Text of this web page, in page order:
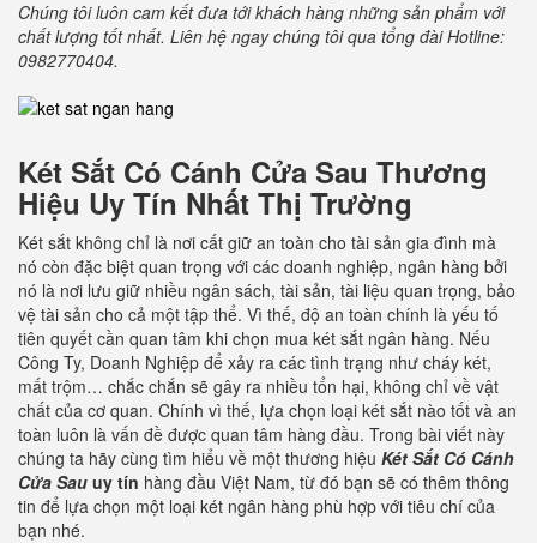
Chúng tôi luôn cam kết đưa tới khách hàng những sản phẩm với
chất lượng tốt nhất. Liên hệ ngay chúng tôi qua tổng đài Hotline:
0982770404.
Két Sắt Có Cánh Cửa Sau Thương
Hiệu Uy Tín Nhất Thị Trường
Két sắt không chỉ là nơi cất giữ an toàn cho tài sản gia đình mà
nó còn đặc biệt quan trọng với các doanh nghiệp, ngân hàng bởi
nó là nơi lưu giữ nhiều ngân sách, tài sản, tài liệu quan trọng, bảo
vệ tài sản cho cả một tập thể. Vì thế, độ an toàn chính là yếu tố
tiên quyết cần quan tâm khi chọn mua két sắt ngân hàng. Nếu
Công Ty, Doanh Nghiệp để xảy ra các tình trạng như cháy két,
mất trộm… chắc chắn sẽ gây ra nhiều tổn hại, không chỉ về vật
chất của cơ quan. Chính vì thế, lựa chọn loại két sắt nào tốt và an
toàn luôn là vấn đề được quan tâm hàng đầu. Trong bài viết này
chúng ta hãy cùng tìm hiểu về một thương hiệu Két Sắt Có Cánh
Cửa Sau uy tín hàng đầu Việt Nam, từ đó bạn sẽ có thêm thông
tin để lựa chọn một loại két ngân hàng phù hợp với tiêu chí của
bạn nhé.